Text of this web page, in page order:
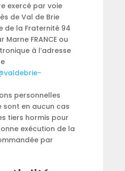
exercé par voie
de Val de Brie
de la Fraternité 94
Marne FRANCE ou
à l’adresse
personnelles
sont en aucun cas
tiers hormis pour
exécution de la
par